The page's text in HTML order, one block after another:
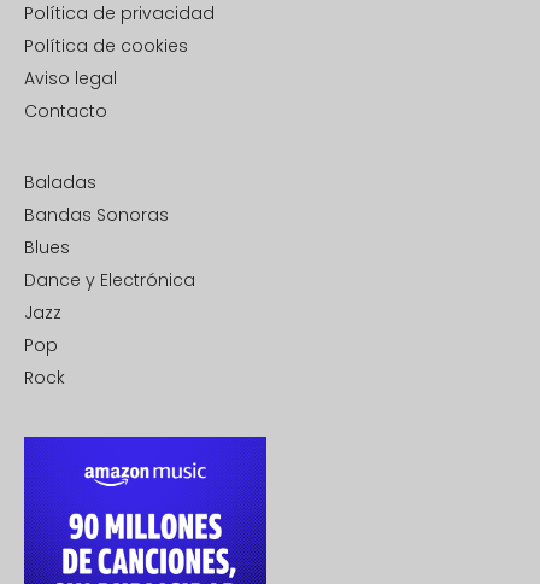
Política de privacidad
Política de cookies
Aviso legal
Contacto
Baladas
Bandas Sonoras
Blues
Dance y Electrónica
Jazz
Pop
Rock